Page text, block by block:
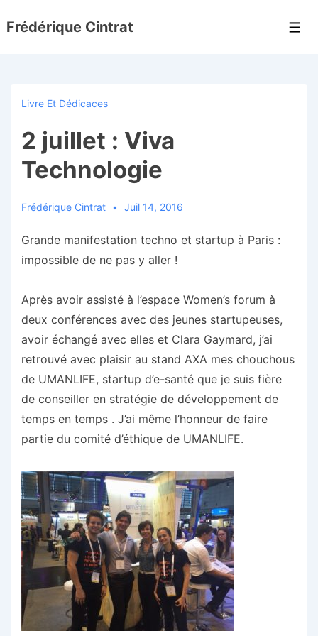
passer
Frédérique Cintrat
Livre Et Dédicaces
2 juillet : Viva
Technologie
Frédérique Cintrat Juil 14, 2016
Grande manifestation techno et startup à Paris :
impossible de ne pas y aller !
Après avoir assisté à l’espace Women’s forum à
deux conférences avec des jeunes startupeuses,
avoir échangé avec elles et Clara Gaymard, j’ai
retrouvé avec plaisir au stand AXA mes chouchous
de UMANLIFE, startup d’e-santé que je suis fière
de conseiller en stratégie de développement de
temps en temps . J’ai même l’honneur de faire
partie du comité d’éthique de UMANLIFE.